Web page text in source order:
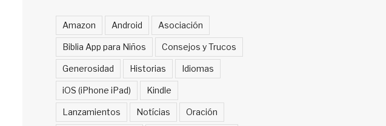
Amazon Android Asociación
Biblia App para Niños Consejos y Trucos
Generosidad Historias Idiomas
iOS (iPhone iPad) Kindle
Lanzamientos Notícias Oración